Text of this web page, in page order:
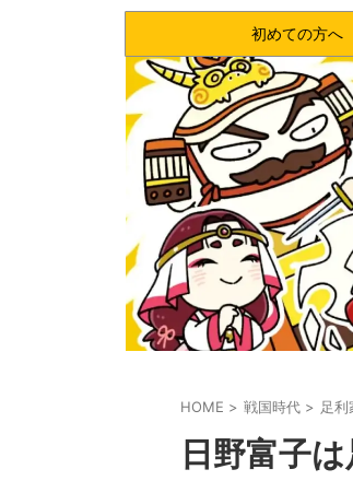
初めての方へ
HOME > 戦国時代 > 足利
日野富子